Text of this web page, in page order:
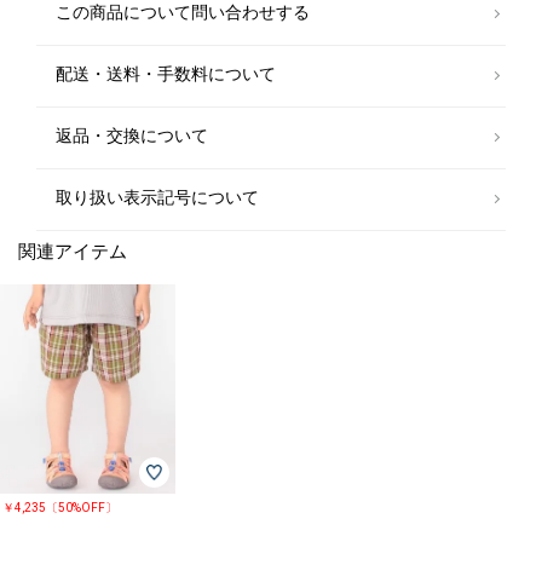
この商品について問い合わせする
配送・送料・手数料について
返品・交換について
取り扱い表示記号について
関連アイテム
￥4,235〔50%OFF〕